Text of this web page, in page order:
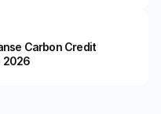
Carbon Credit
2026